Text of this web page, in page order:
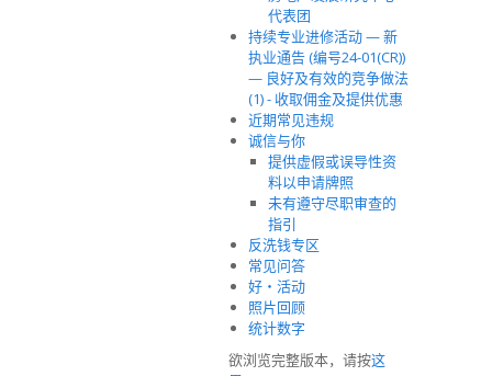
代表团
持续专业进修活动 — 新
执业通告 (编号24-01(CR))
— 良好及有效的竞争做法
(1) - 收取佣金及提供优惠
近期常见违规
诚信与你
提供虚假或误导性资
料以申请牌照
未有遵守尽职审查的
指引
反洗钱专区
常见问答
好‧活动
照片回顾
统计数字
欲浏览完整版本，请按这